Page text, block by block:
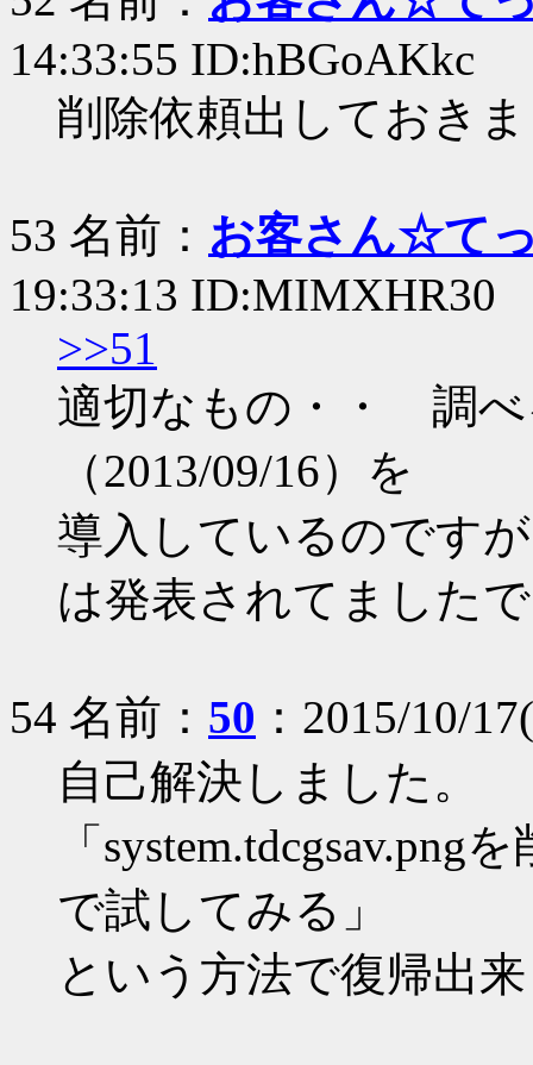
14:33:55 ID:hBGoAKkc
削除依頼出しておき
53 名前： お客さん☆て
19:33:13 ID:MIMXHR30
>>51
適切なもの・・ 調べ
（2013/09/16）を
導入しているのです
は発表されてました
54 名前： 50 ：2015/10/
自己解決しました。
「
で試してみる」
という方法で復帰出